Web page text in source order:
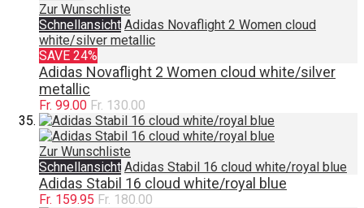
Zur Wunschliste
Schnellansicht Adidas Novaflight 2 Women cloud
white/silver metallic
SAVE 24%
Adidas Novaflight 2 Women cloud white/silver
metallic
Fr. 99.00 Fr. 130.00
Zur Wunschliste
Schnellansicht Adidas Stabil 16 cloud white/royal blue
Adidas Stabil 16 cloud white/royal blue
Fr. 159.95 Fr. 180.00